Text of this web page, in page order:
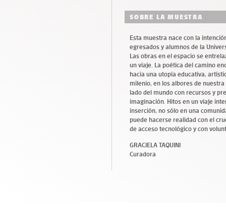
SOBRE LA MUESTRA
Esta muestra nace con la
egresados y alumnos de la
Las obras en el espacio se
un viaje. La poética del camino
hacia una utopía educativa,
milenio, en los albores de
lado del mundo con recursos y
imaginación. Hitos en un viaje
inserción, no sólo en una
puede hacerse realidad con el
de acceso tecnológico y con
GRACIELA TAQUINI
Curadora